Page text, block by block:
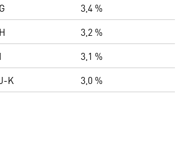
G
3,4 %
H
3,2 %
I
3,1 %
K 3,0 %